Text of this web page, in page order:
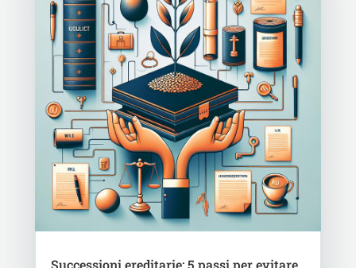
Successioni ereditarie: 5 passi per evitare